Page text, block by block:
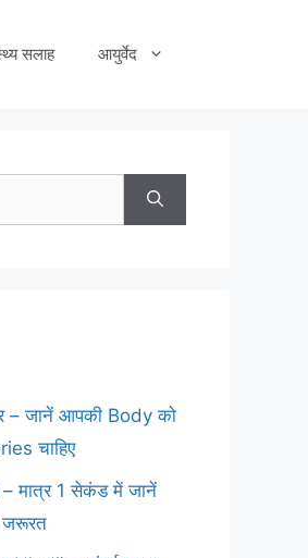
सलाह आयुर्वेद
जानें आपकी Body को
चाहिए
मात्र 1 सेकंड में जानें
जरूरत